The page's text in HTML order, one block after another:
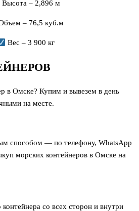
Высота – 2,896 м
– 76,5 куб.м
Вес – 3 900 кг
в Омске? Купим и вывезем в день
на месте.
способом — по телефону, WhatsApp
морских контейнеров в Омске на
со всех сторон и внутри